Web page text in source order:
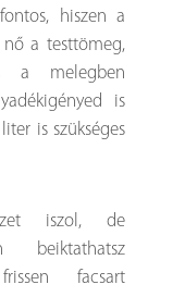
hiszen a
a testtömeg,
a melegben
is
is szükséges
iszol, de
beiktathatsz
facsart